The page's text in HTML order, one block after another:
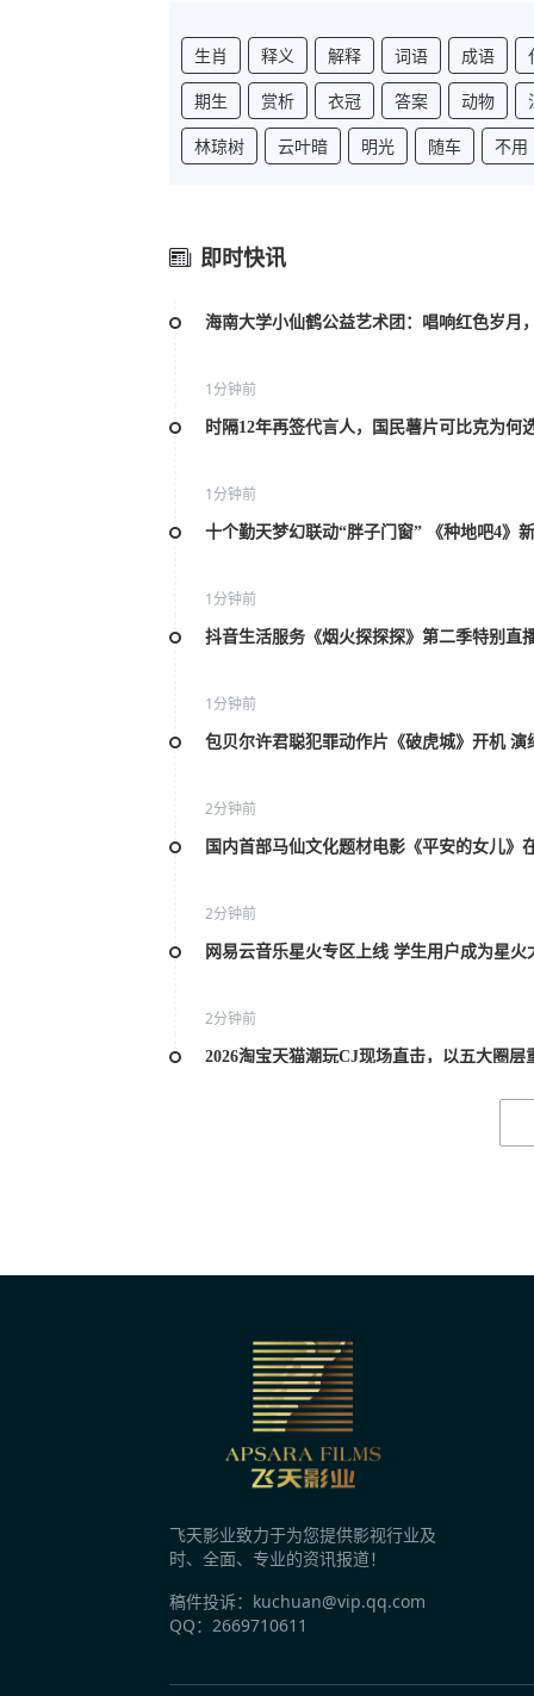
生肖 释义 解释 词语 成语
期生
赏析 衣冠 答案 动物
林琼树
云叶暗 明光 随车 不用
即时快讯
海南大学小仙鹤公益艺术团：唱响红色岁月
1分钟前
时隔12年再签代言人，国民薯片可比克为何
1分钟前
十个勤天梦幻联动“胖子门窗” 《种地吧4》
1分钟前
抖音生活服务《烟火探探探》第二季特别直
1分钟前
包贝尔许君聪犯罪动作片《破虎城》开机 演
2分钟前
国内首部马仙文化题材电影《平安的女儿》
2分钟前
网易云音乐星火专区上线 学生用户成为星火
2分钟前
2026淘宝天猫潮玩CJ现场直击，以五大圈
《奥德赛》创纪录《八仙！》成黑马 做对了
3分钟前
《捕风追影2》《唐探番外》等586部新片，
3分钟前
《八卦楼》首映 导演金霞：它装下厦门的百
飞天影业致力于为您提供影视行业及
时、全面、专业的资讯报道！
稿件投诉：kuchuan@vip.qq.com
QQ：2669710611